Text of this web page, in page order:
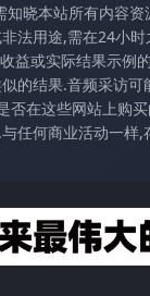
晓本站所有内容
法用途,需在24小
或实际结果示例
的结果.音频采访
在这些网站上购
任何商业活动一